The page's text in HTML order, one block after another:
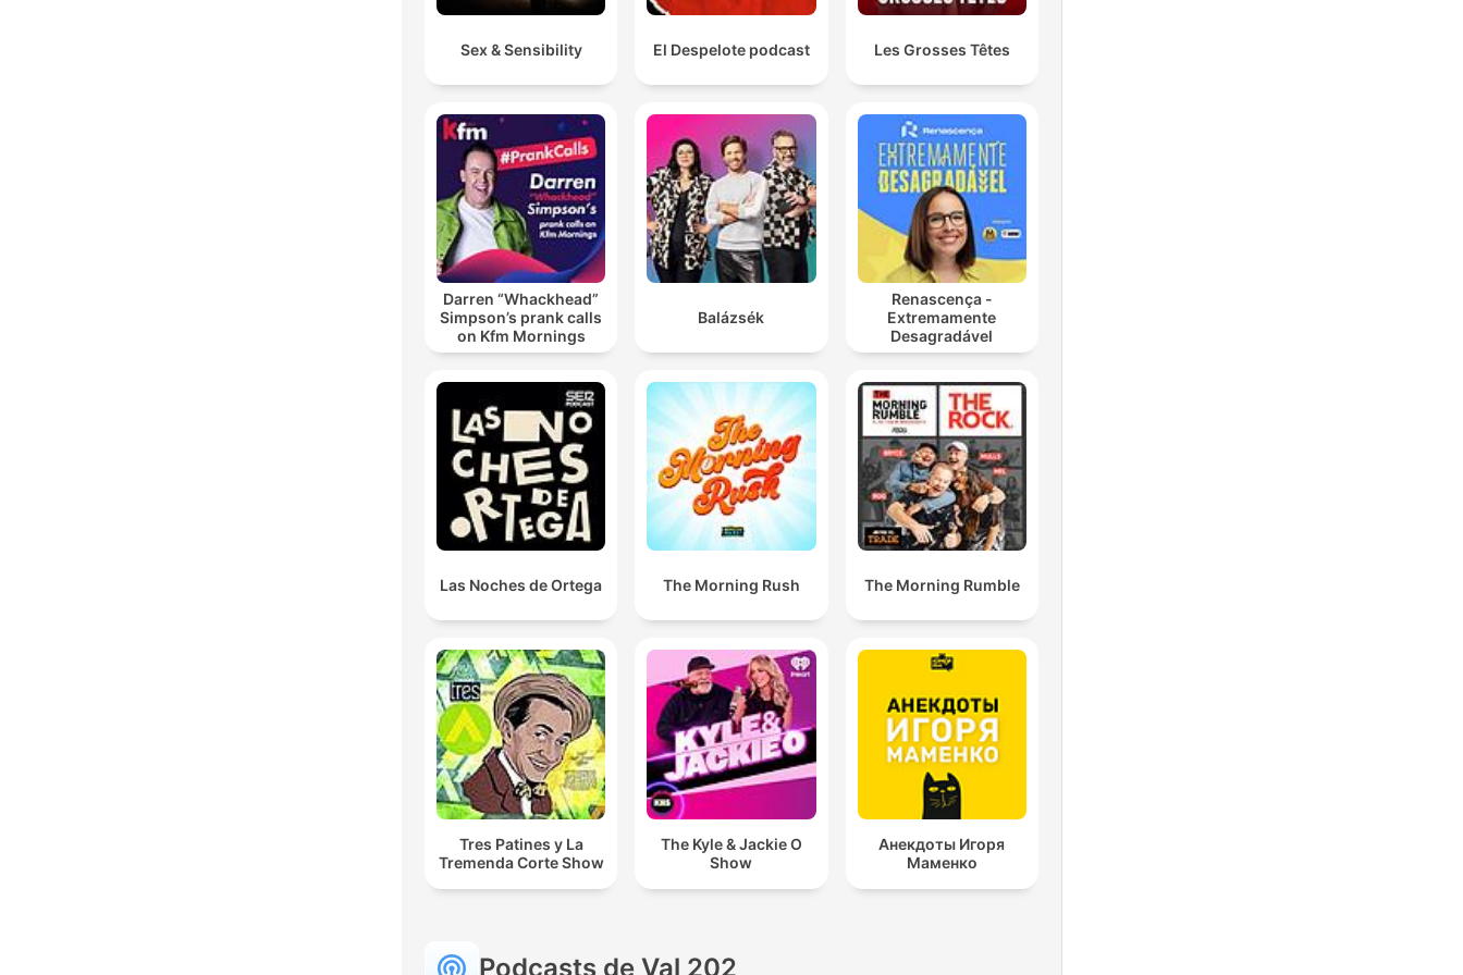
Sex & Sensibility El Despelote podcast Les Grosses Têtes
Darren “Whackhead”
Simpson’s prank calls
on Kfm Mornings
Balázsék
Renascença -
Extremamente
Desagradável
Las Noches de Ortega The Morning Rush The Morning Rumble
Tres Patines y La
Tremenda Corte Show
The Kyle & Jackie O
Show
Анекдоты Игоря
Маменко
Podcasts de Val 202